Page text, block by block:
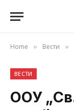
Home » Вести »
ВЕСТИ
ООУ